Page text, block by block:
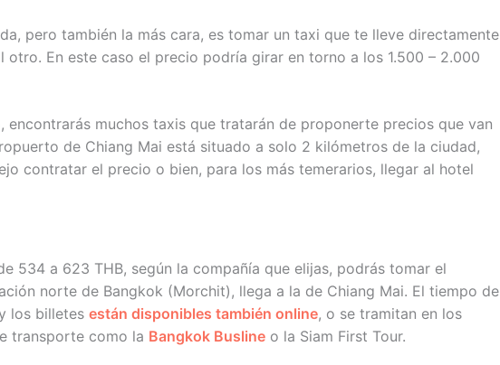
pero también la más cara, es tomar un taxi que te lleve directamente
otro. En este caso el precio podría girar en torno a los 1.500 – 2.000
encontrarás muchos taxis que tratarán de proponerte precios que van
de Chiang Mai está situado a solo 2 kilómetros de la ciudad,
contratar el precio o bien, para los más temerarios, llegar al hotel
534 a 623 THB, según la compañía que elijas, podrás tomar el
norte de Bangkok (Morchit), llega a la de Chiang Mai. El tiempo de
los billetes están disponibles también online, o se tramitan en los
transporte como la Bangkok Busline o la Siam First Tour.